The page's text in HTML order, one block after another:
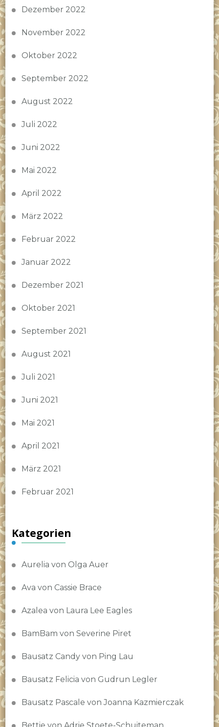
Dezember 2022
November 2022
Oktober 2022
September 2022
August 2022
Juli 2022
Juni 2022
Mai 2022
April 2022
März 2022
Februar 2022
Januar 2022
Dezember 2021
Oktober 2021
September 2021
August 2021
Juli 2021
Juni 2021
Mai 2021
April 2021
März 2021
Februar 2021
Kategorien
Aurelia von Olga Auer
Ava von Cassie Brace
Azalea von Laura Lee Eagles
BamBam von Severine Piret
Bausatz Candy von Ping Lau
Bausatz Felicia von Gudrun Legler
Bausatz Pascale von Joanna Kazmierczak